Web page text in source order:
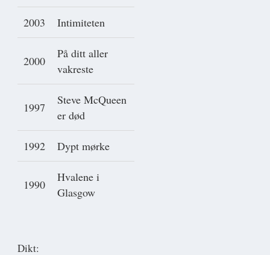
2003 Intimiteten
2000
På ditt aller
vakreste
1997
Steve McQueen
er død
1992 Dypt mørke
1990
Hvalene i
Glasgow
Dikt: